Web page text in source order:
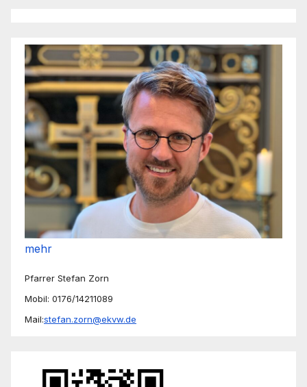
mehr
Pfarrer Stefan Zorn
Mobil: 0176/14211089
Mail:stefan.zorn@ekvw.de